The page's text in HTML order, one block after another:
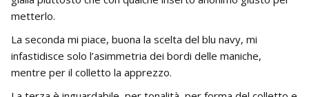
metterlo.
La seconda mi piace, buona la scelta del blu navy, mi
infastidisce solo l’asimmetria dei bordi delle maniche,
mentre per il colletto la apprezzo.